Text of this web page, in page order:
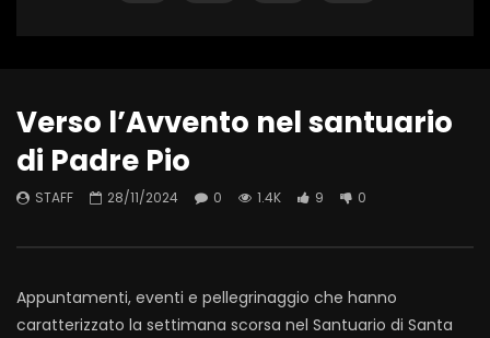
Verso l’Avvento nel santuario
di Padre Pio
STAFF 28/11/2024 0 1.4K 9 0
Appuntamenti, eventi e pellegrinaggio che hanno
caratterizzato la settimana scorsa nel Santuario di Santa